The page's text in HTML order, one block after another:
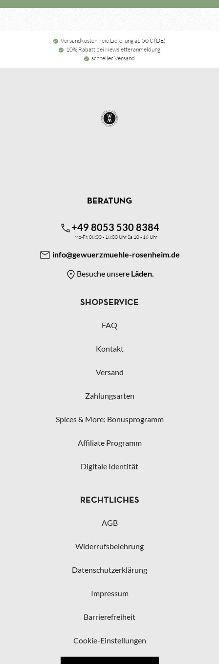
Versandkostenfreie Lieferung ab 50 € (DE)
10% Rabatt bei Newsletteranmeldung
schneller Versand
BERATUNG
+49 8053 530 8384
Mo-Fr, 08:00 - 18:00 Uhr Sa 10 - 16 Uhr
info@gewuerzmuehle-rosenheim.de
Besuche unsere Läden.
SHOPSERVICE
FAQ
Kontakt
Versand
Zahlungsarten
Spices & More: Bonusprogramm
Affiliate Programm
Digitale Identität
RECHTLICHES
AGB
Widerrufsbelehrung
Datenschutzerklärung
Impressum
Barrierefreiheit
Cookie-Einstellungen